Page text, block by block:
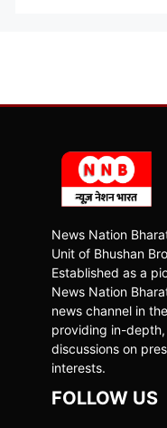
News Nation
Unit of Bhushan
Established as a
News Nation
news channel in
providing in-
discussions on
interests.
FOLLOW US